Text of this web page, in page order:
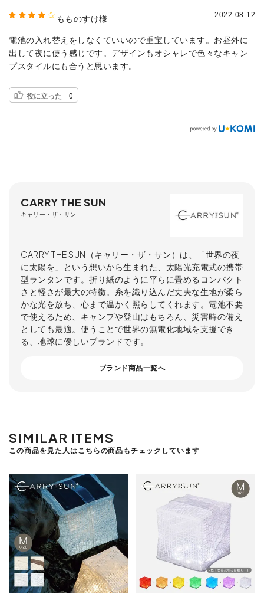
もものすけ様 2022-08-12
電池の入れ替えをしなくていいので重宝しています。お昼外に
出して夜に使う感じです。デザインもオシャレで色々なキャン
プスタイルにも合うと思います。
役に立った 0
CARRY THE SUN
キャリー・ザ・サン
CARRY THE SUN（キャリー・ザ・サン）は、「世界の夜
に太陽を」という想いから生まれた、太陽光充電式の携帯
型ランタンです。折り紙のように平らに畳めるコンパクト
さと軽さが最大の特徴。糸を織り込んだ丈夫な生地が柔ら
かな光を放ち、心まで温かく照らしてくれます。電池不要
で使えるため、キャンプや登山はもちろん、災害時の備え
としても最適。使うことで世界の無電化地域を支援でき
る、地球に優しいブランドです。
ブランド商品一覧へ
SIMILAR ITEMS
この商品を見た人はこちらの商品もチェックしています